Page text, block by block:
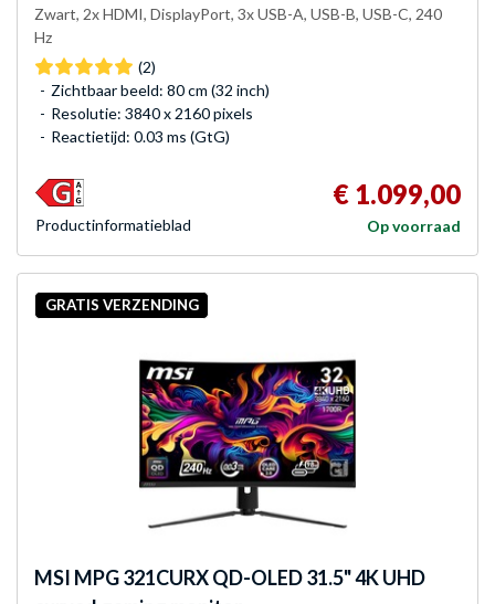
Zwart, 2x HDMI, DisplayPort, 3x USB-A, USB-B, USB-C, 240
Hz
(2)
Zichtbaar beeld: 80 cm (32 inch)
Resolutie: 3840 x 2160 pixels
Reactietijd: 0.03 ms (GtG)
€ 1.099,00
Op voorraad
Product­informatieblad
GRATIS VERZENDING
MSI MPG 321CURX QD-OLED 31.5" 4K UHD